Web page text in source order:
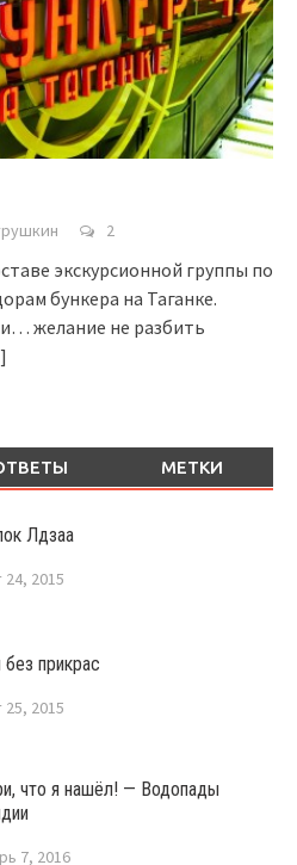
2
экскурсионной группы по
бункера на Таганке.
желание не разбить
МЕТКИ
Лдзаа
24, 2015
прикрас
25, 2015
что я нашёл! — Водопады
7, 2016